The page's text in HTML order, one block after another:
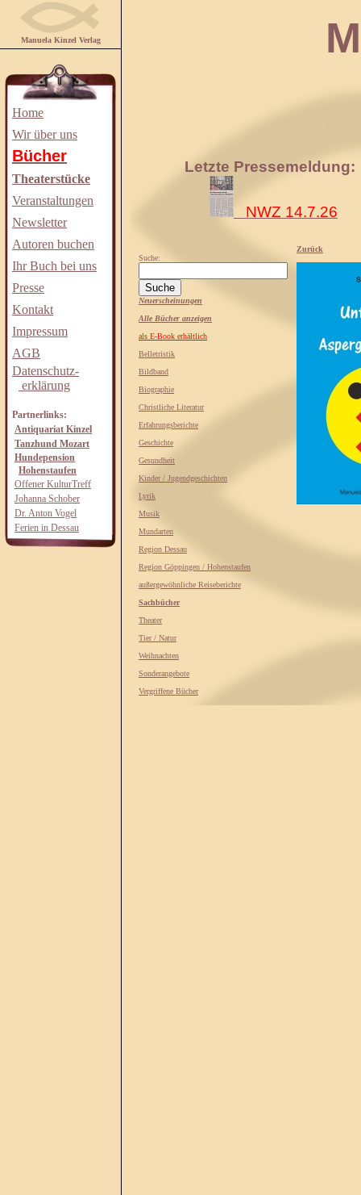
Manuela Kinzel Verlag
Home
Wir über uns
Bücher
Theaterstücke
Veranstaltungen
Newsletter
Autoren buchen
Ihr Buch bei uns
Presse
Kontakt
Impressum
AGB
Datenschutz-
erklärung
Partnerlinks:
Antiquariat Kinzel
Tanzhund Mozart
Hundepension
Hohenstaufen
Offener KulturTreff
Johanna Schober
Dr. Anton Vogel
Ferien in Dessau
Letzte Pressemeldung:
NWZ 14.7.26
Suche:
Neuerscheinungen
Alle Bücher anzeigen
als E-Book erhältlich
Belletristik
Bildband
Biographie
Christliche Literatur
Erfahrungsberichte
Geschichte
Gesundheit
Kinder / Jugendgeschichten
Lyrik
Musik
Mundarten
Region Dessau
Region Göppingen / Hohenstaufen
außergewöhnliche Reiseberichte
Sachbücher
Theater
Tier / Natur
Weihnachten
Sonderangebote
Vergriffene Bücher
Zurück